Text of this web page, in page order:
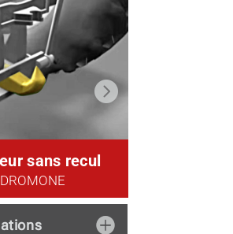
à recul
sans recul